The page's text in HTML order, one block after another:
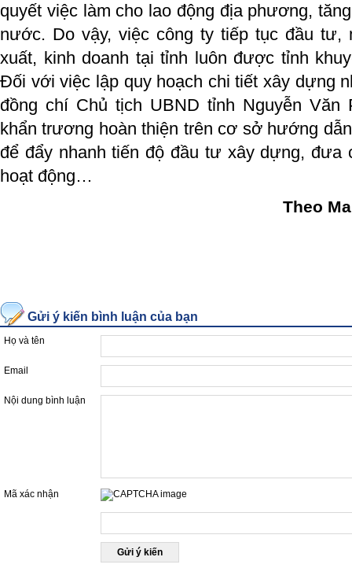
quyết việc làm cho lao động địa phương,
nước. Do vậy, việc công ty tiếp tục đầu tư,
xuất, kinh doanh tại tỉnh luôn được tỉnh
Đối với việc lập quy hoạch chi tiết xây dựng
đồng chí Chủ tịch UBND tỉnh Nguyễn Văn
khẩn trương hoàn thiện trên cơ sở hướng
để đẩy nhanh tiến độ đầu tư xây dựng, đưa
hoạt động…
Theo
Gửi ý kiến bình luận của bạn
Họ và tên
Email
Nội dung bình luận
Mã xác nhận